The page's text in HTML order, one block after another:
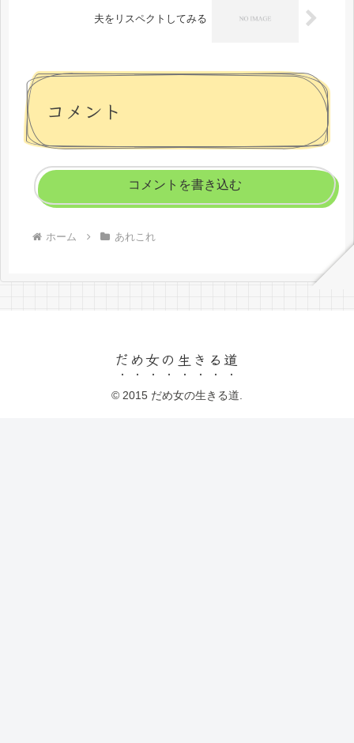
夫をリスペクトしてみる
コメント
コメントを書き込む
ホーム あれこれ
だめ女の生きる道
© 2015 だめ女の生きる道.